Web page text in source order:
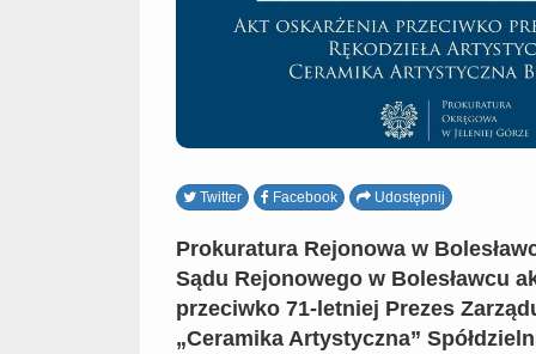
Twitter Facebook Udostępnij
Prokuratura Rejonowa w
Sądu Rejonowego w Bolesławcu
przeciwko 71-letniej Prezes
„Ceramika Artystyczna”